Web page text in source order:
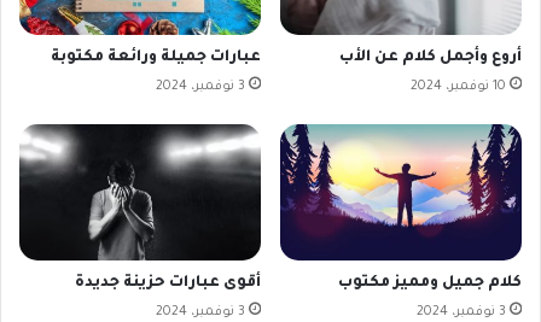
أروع وأجمل كلام عن الأب
10 نوفمبر، 2024
عبارات جميلة ورائعة مكتوبة
3 نوفمبر، 2024
كلام جميل ومميز مكتوب
3 نوفمبر، 2024
أقوى عبارات حزينة جديدة
3 نوفمبر، 2024